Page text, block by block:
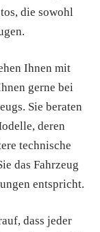
die sowohl
Ihnen mit
gerne bei
Sie beraten
deren
technische
das Fahrzeug
entspricht.
dass jeder